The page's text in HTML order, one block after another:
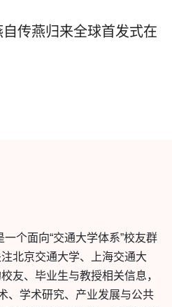
传燕归来全球首发式在
个面向“交通大学体系”校友群
北京交通大学、上海交通大
友、毕业生与教授相关信息，
、学术研究、产业发展与公共